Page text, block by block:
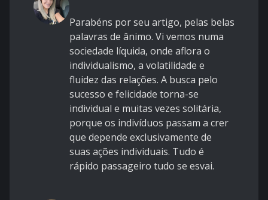
Parabéns por seu artigo, pelas belas
palavras de ânimo. Vi vemos numa
sociedade líquida, onde aflora o
individualismo, a volatilidade e
fluidez das relações. A busca pelo
sucesso e felicidade torna-se
individual e muitas vezes solitária,
porque os indivíduos passam a crer
que depende exclusivamente de
suas ações individuais. Tudo é
rápido passageiro tudo se esvai.